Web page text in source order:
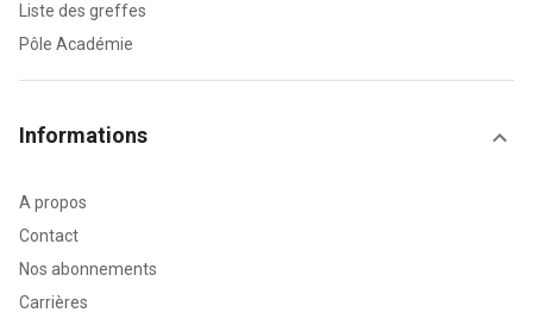
Liste des greffes
Pôle Académie
Informations
A propos
Contact
Nos abonnements
Carrières